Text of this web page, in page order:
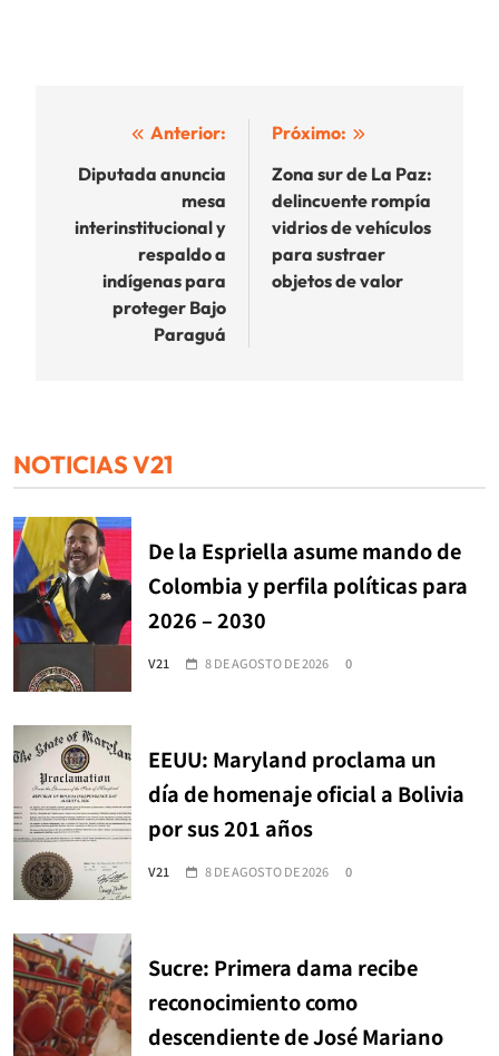
Navegación
de
entradas
Anterior:
Diputada anuncia
mesa
interinstitucional y
respaldo a
indígenas para
proteger Bajo
Paraguá
Próximo:
Zona sur de La Paz:
delincuente rompía
vidrios de vehículos
para sustraer
objetos de valor
NOTICIAS V21
De la Espriella asume mando de
Colombia y perfila políticas para
2026 – 2030
V21 8 DE AGOSTO DE 2026 0
EEUU: Maryland proclama un
día de homenaje oficial a Bolivia
por sus 201 años
V21 8 DE AGOSTO DE 2026 0
Sucre: Primera dama recibe
reconocimiento como
descendiente de José Mariano